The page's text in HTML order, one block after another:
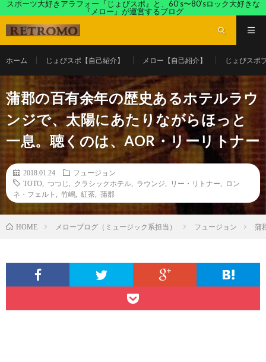
スポーツ大好きアラフォー『じょびスポ』と、60’s〜80’sロック大好きな
『メロー』が運営するブログ
ホーム じょびスポ【自己紹介】 メロー【自己紹介】 じょびスポ
蒲郡の百有余年の歴史あるホテルラウ
ンジで、太陽にあたりながらほっと
一息。聴くのは、AOR・リーリトナー
2018.01.24
フュージョン
TOTO
つつじ クラシックホテル ラウンジ リー・リトナー
ロン
ネ・フェルト
竹嶋 紅茶 蒲郡
HOME メローブログ（ミュージック系担当） フュージョン 蒲